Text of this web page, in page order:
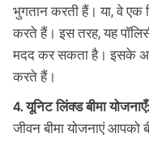
भुगतान करती हैं। या, वे एक
करते हैं। इस तरह, यह
मदद कर सकता है। इसके
करते हैं।
4. यूनिट लिंक्ड बीमा योजनाएँ:
जीवन बीमा योजनाएं आपको